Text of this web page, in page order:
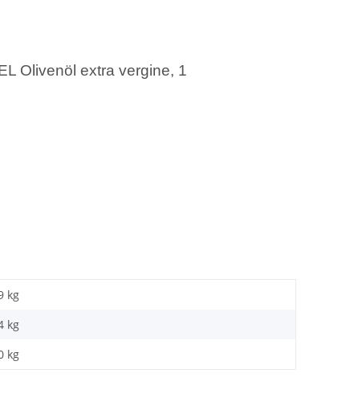
Olivenöl extra vergine, 1
kg
kg
kg